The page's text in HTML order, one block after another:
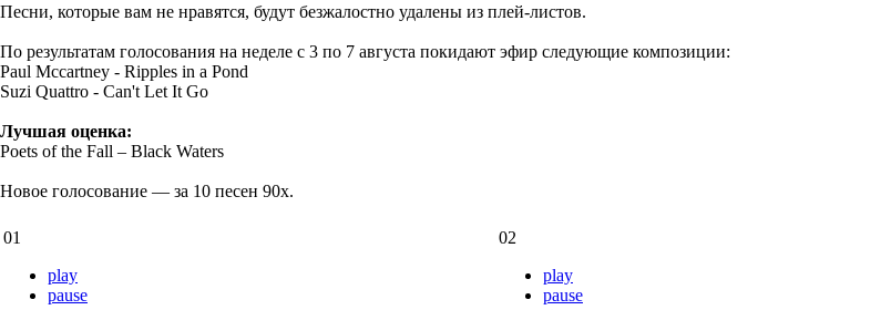
Песни, которые вам не нравятся, будут безжалостно удалены из плей-листов.
По результатам голосования на неделе с 3 по 7 августа покидают эфир следующие композиции:
Paul Mccartney - Ripples in a Pond
Suzi Quattro - Can't Let It Go
Лучшая оценка:
Poets of the Fall – Black Waters
Новое голосование — за 10 песен 90х.
01
play
pause
02
play
pause